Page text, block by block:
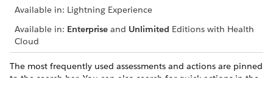
Available in: Lightning Experience
Available in: Enterprise and Unlimited Editions with Health
Cloud
The most frequently used assessments and actions are pinned
to the search bar. You can also search for quick actions in the